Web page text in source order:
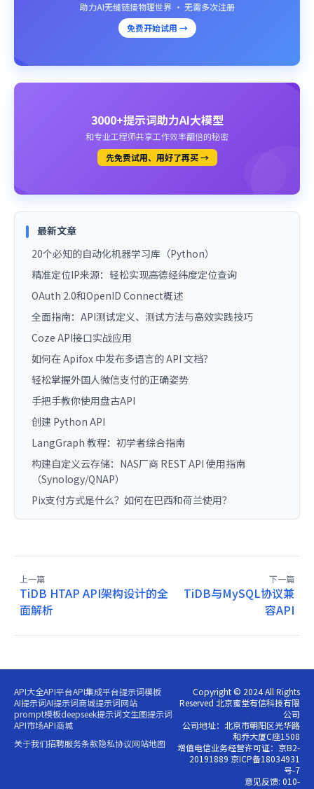
助力AI无缝链接物理世界 · 无需多次注册
免费开始试用 →
3000+提示词助力AI大模型
和专业工程师共享工作效率翻倍的秘密
先免费试用、用好了再买 →
最新文章
20个必知的自动化机器学习库（Python）
精准定位IP来源：轻松实现高德经纬度定位查询
OAuth 2.0和OpenID Connect概述
全面指南：API测试定义、测试方法与高效实践技巧
Coze API接口实战应用
如何在 Apifox 中发布多语言的 API 文档？
轻松掌握外国人微信支付的正确姿势
手把手教你使用盘古API
创建 Python API
LangGraph 教程：初学者综合指南
构建自定义云存储：NAS厂商 REST API 使用指南
（Synology/QNAP）
Pix支付方式是什么？如何在巴西和荷兰使用？
上一篇
TiDB HTAP API架构设计的全
面解析
下一篇
TiDB与MySQL协议兼
容API
API大全API平台API集成平台提示词模板
AI提示词AI提示词商城提示词网站
prompt模板deepseek提示词文生图提示词
API市场API商城
关于我们招聘服务条款隐私协议网站地图
Copyright © 2024 All Rights
Reserved 北京蜜堂有信科技有限
公司
公司地址：北京市朝阳区光华路
和乔大厦C座1508
增值电信业务经营许可证：京B2-
20191889 京ICP备18034931
号-7
意见反馈: 010-